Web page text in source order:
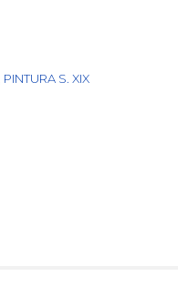
PINTURA S. XIX